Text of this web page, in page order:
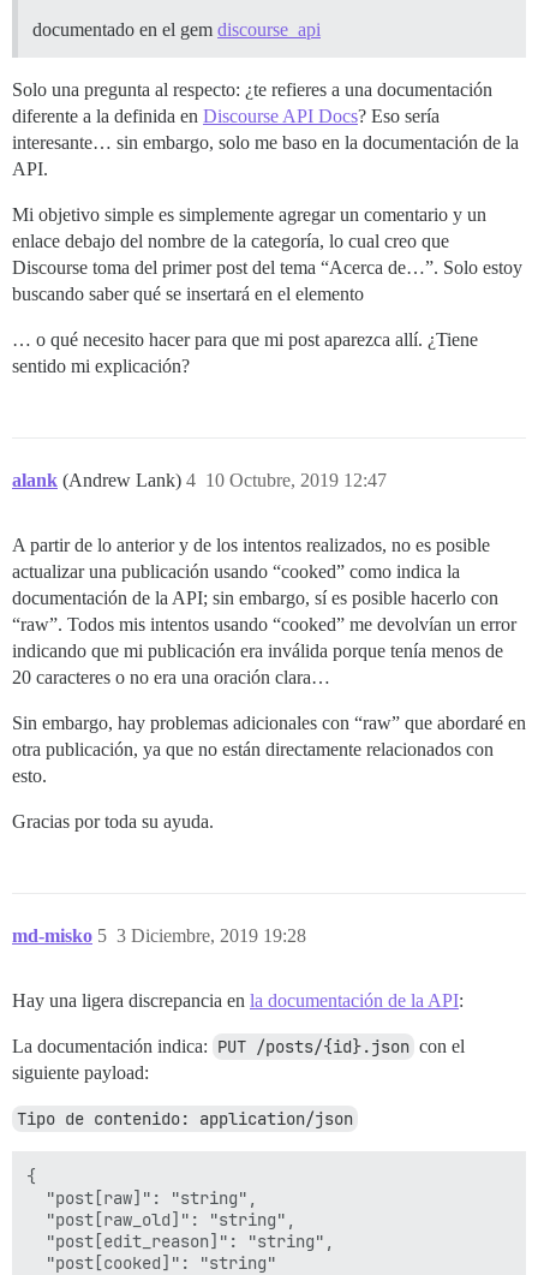
documentado en el gem discourse_api
Solo una pregunta al respecto: ¿te refieres a una documentación
diferente a la definida en Discourse API Docs? Eso sería
interesante… sin embargo, solo me baso en la documentación de la
API.
Mi objetivo simple es simplemente agregar un comentario y un
enlace debajo del nombre de la categoría, lo cual creo que
Discourse toma del primer post del tema “Acerca de…”. Solo estoy
buscando saber qué se insertará en el elemento
… o qué necesito hacer para que mi post aparezca allí. ¿Tiene
sentido mi explicación?
alank (Andrew Lank) 10 Octubre, 2019 12:47
4
A partir de lo anterior y de los intentos realizados, no es posible
actualizar una publicación usando “cooked” como indica la
documentación de la API; sin embargo, sí es posible hacerlo con
“raw”. Todos mis intentos usando “cooked” me devolvían un error
indicando que mi publicación era inválida porque tenía menos de
20 caracteres o no era una oración clara…
Sin embargo, hay problemas adicionales con “raw” que abordaré en
otra publicación, ya que no están directamente relacionados con
esto.
Gracias por toda su ayuda.
md-misko 3 Diciembre, 2019 19:28
5
Hay una ligera discrepancia en la documentación de la API:
La documentación indica: PUT /posts/{id}.json con el
siguiente payload:
Tipo de contenido: application/json
{
  "post[raw]": "string",
  "post[raw_old]": "string",
  "post[edit_reason]": "string",
  "post[cooked]": "string"